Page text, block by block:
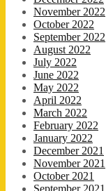
November 2022
October 2022
September 2022
August 2022
July 2022
June 2022
May 2022
April 2022
March 2022
February 2022
January 2022
December 2021
November 2021
October 2021